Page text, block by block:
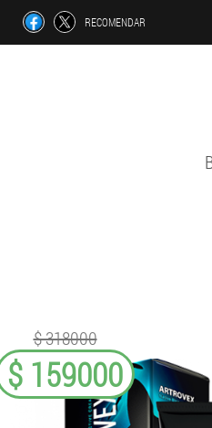
RECOMENDAR
$ 318000
$ 159000